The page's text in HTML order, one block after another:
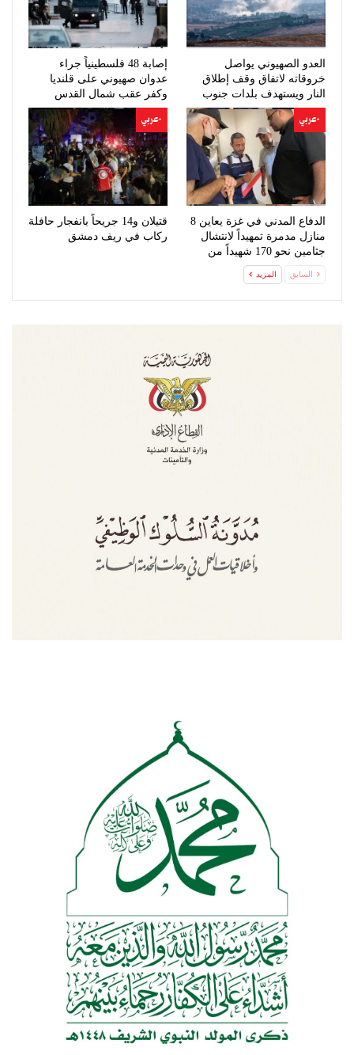
العدو الصهيوني يواصل
خروقاته لاتفاق وقف إطلاق
النار ويستهدف بلدات جنوب
لبنان
إصابة 48 فلسطينياً جراء
عدوان صهيوني على قلنديا
وكفر عقب شمال القدس
-عربي
الدفاع المدني في غزة يعاين 8
منازل مدمرة تمهيداً لانتشال
جثامين نحو 170 شهيداً من
-عربي
قتيلان و14 جريحاً بانفجار حافلة
ركاب في ريف دمشق
السابق المزيد